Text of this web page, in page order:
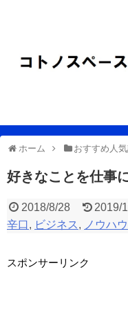
ホーム おすすめ人
好きなことを仕事
2018/8/28 2019/
辛口 , ビジネス, ノウハウ
スポンサーリンク